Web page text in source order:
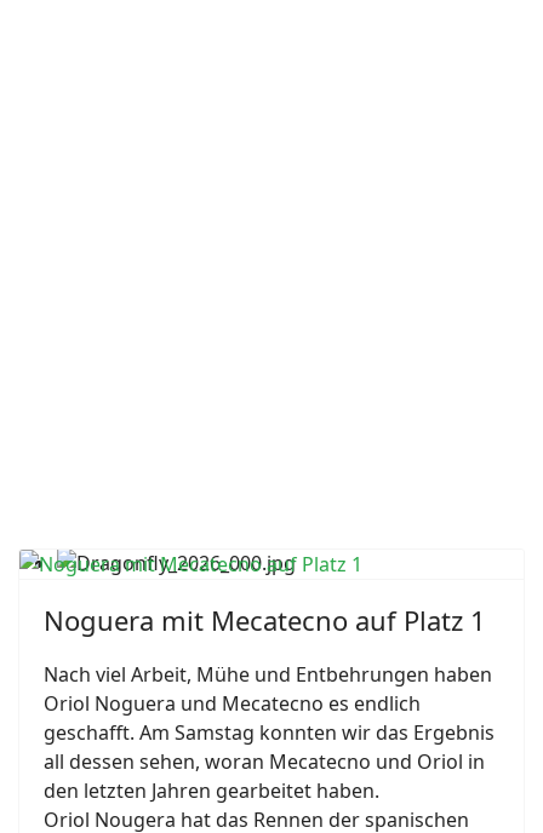
Noguera mit Mecatecno auf Platz 1
Nach viel Arbeit, Mühe und Entbehrungen haben
Oriol Noguera und Mecatecno es endlich
geschafft. Am Samstag konnten wir das Ergebnis
all dessen sehen, woran Mecatecno und Oriol in
den letzten Jahren gearbeitet haben.
Oriol Nougera hat das Rennen der spanischen